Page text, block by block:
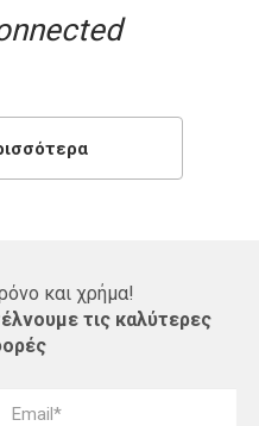
και χρήμα!
τις καλύτερες